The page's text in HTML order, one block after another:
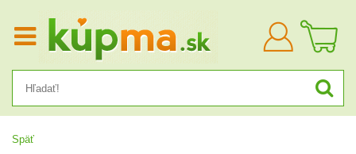
Prihlásiť
sa
Späť